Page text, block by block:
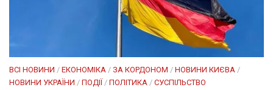
ВСІ НОВИНИ / ЕКОНОМІКА / ЗА КОРДОНОМ / НОВИНИ КИЄВА /
НОВИНИ УКРАЇНИ / ПОДІЇ / ПОЛІТИКА / СУСПІЛЬСТВО